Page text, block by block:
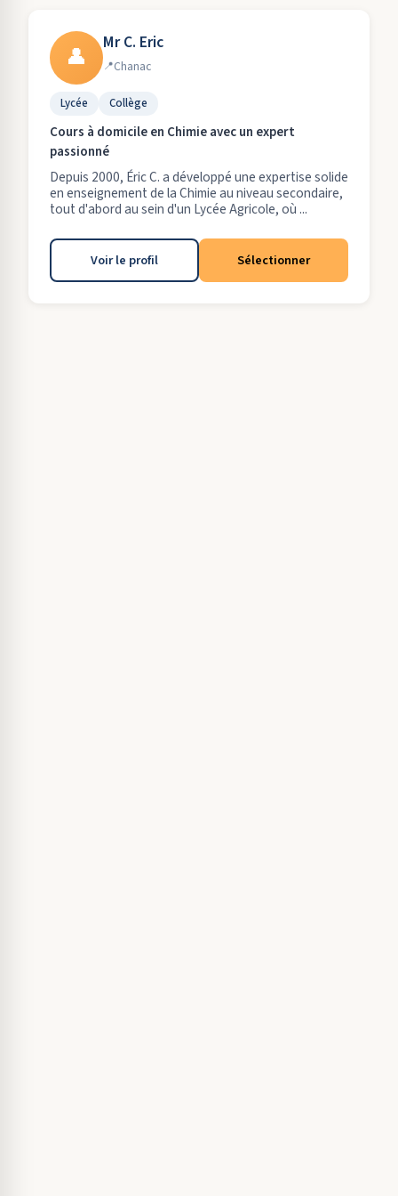
👤 Mr C. Eric
Chanac
Lycée Collège
Cours à domicile en Chimie avec un expert
passionné
Depuis 2000, Éric C. a développé une expertise solide
en enseignement de la Chimie au niveau secondaire,
tout d'abord au sein d'un Lycée Agricole, où ...
Voir le profil Sélectionner